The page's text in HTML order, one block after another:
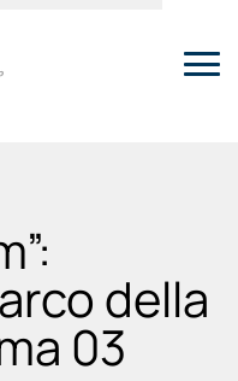
della
03